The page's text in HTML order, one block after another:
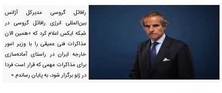
رافائل گروسی مدیرکل آژانس
بین‌المللی انرژی رافائل گروسی در
شبکه ایکس اعلام کرد که «همین الان
مذاکرات فنی عمیقی را با وزیر امور
خارجه ایران در راستای آماده‌سازی
برای مذاکرات مهمی که قرار است فردا
در ژنو برگزار شود، به پایان رساندم.»